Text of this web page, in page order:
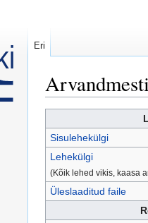
Sisulehekülgi
Lehekülgi
(Kõik lehed vikis, kaasa
Üleslaaditud faile
Eri